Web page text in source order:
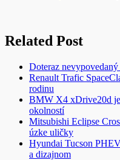
Related Post
Doteraz
Renault Trafic
rodinu
BMW X4 xDrive20d
okolností
Mitsubishi Eclipse
úzke uličky
Hyundai Tucson
a dizajnom